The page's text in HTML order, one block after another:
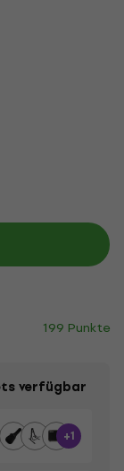
199 Punkte
verfügbar
+1